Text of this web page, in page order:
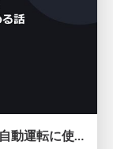
Forza Horizon 6 のテレメトリ機能で 自動運転に使えそうな学習データを集める話